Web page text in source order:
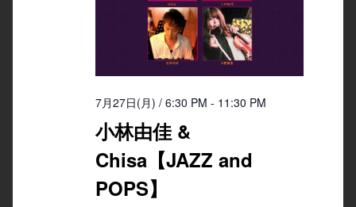
7月27日(月) / 6:30 PM - 11:30 PM
小林由佳 &
Chisa【JAZZ and
POPS】